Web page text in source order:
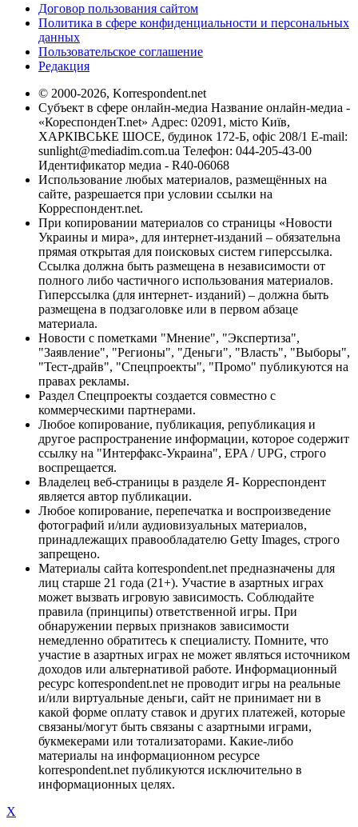
Договор пользования сайтом
Политика в сфере конфиденциальности и персональных
данных
Пользовательское соглашение
Редакция
© 2000-2026, Korrespondent.net
Субъект в сфере онлайн-медиа Название онлайн-медиа -
«КореспонденТ.net» Адрес: 02091, місто Київ,
ХАРКІВСЬКЕ ШОСЕ, будинок 172-Б, офіс 208/1 E-mail:
sunlight@mediadim.com.ua Телефон: 044-205-43-00
Идентификатор медиа - R40-06068
Использование любых материалов, размещённых на
сайте, разрешается при условии ссылки на
Корреспондент.net.
При копировании материалов со страницы «Новости
Украины и мира», для интернет-изданий – обязательна
прямая открытая для поисковых систем гиперссылка.
Ссылка должна быть размещена в независимости от
полного либо частичного использования материалов.
Гиперссылка (для интернет- изданий) – должна быть
размещена в подзаголовке или в первом абзаце
материала.
Новости с пометками "Мнение", "Экспертиза",
"Заявление", "Регионы", "Деньги", "Власть", "Выборы",
"Тест-драйв", "Спецпроекты", "Промо" публикуются на
правах рекламы.
Раздел Спецпроекты создается совместно с
коммерческими партнерами.
Любое копирование, публикация, републикация и
другое распространение информации, которое содержит
ссылку на "Интерфакс-Украина", EPA / UPG, строго
воспрещается.
Владелец веб-страницы в разделе Я- Корреспондент
является автор публикации.
Любое копирование, перепечатка и воспроизведение
фотографий и/или аудиовизуальных материалов,
принадлежащих правообладателю Getty Images, строго
запрещено.
Материалы сайта korrespondent.net предназначены для
лиц старше 21 года (21+). Участие в азартных играх
может вызвать игровую зависимость. Соблюдайте
правила (принципы) ответственной игры. При
обнаружении первых признаков зависимости
немедленно обратитесь к специалисту. Помните, что
участие в азартных играх не может являться источником
доходов или альтернативой работе. Информационный
ресурс korrespondent.net не проводит игры на реальные
и/или виртуальные деньги, сайт не принимает ни в
какой форме оплату ставок и других платежей, которые
связаны/могут быть связаны с азартными играми,
букмекерами или тотализаторами. Какие-либо
материалы на информационном ресурсе
korrespondent.net публикуются исключительно в
информационных целях.
X